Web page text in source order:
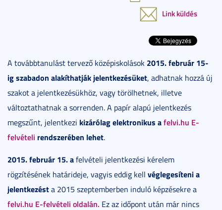
Link küldés
A továbbtanulást tervező középiskolások 2015. február 15-
ig szabadon alakíthatják jelentkezésüket, adhatnak hozzá új
szakot a jelentkezésükhöz, vagy törölhetnek, illetve
változtathatnak a sorrenden. A papír alapú jelentkezés
megszűnt, jelentkezi kizárólag elektronikus afelvi.hu E-
felvételi rendszerében lehet.
2015. február 15. afelvételi jelentkezési kérelem
rögzítésének határideje, vagyis eddig kell véglegesíteni a
jelentkezésta 2015 szeptemberben induló képzésekre a
felvi.hu E-felvételi oldalán. Ez az időpont után már nincs